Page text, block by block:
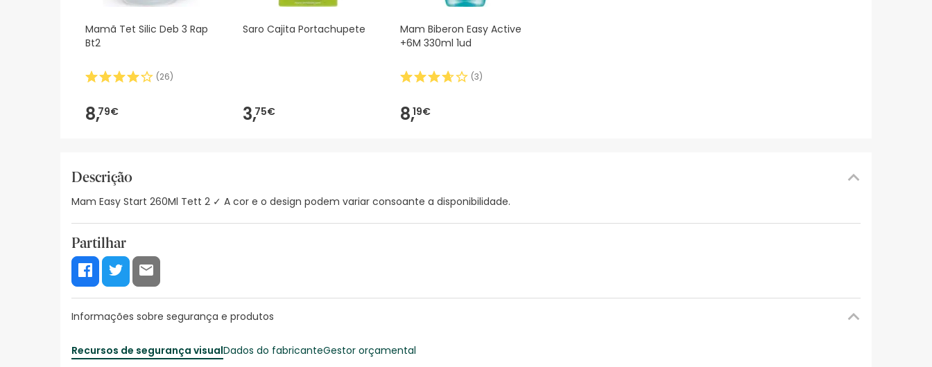
Mamã Tet Silic Deb 3 Rap
Bt2
(26)
8,79€
Saro Cajita Portachupete
3,75€
Mam Biberon Easy Active
+6M 330ml 1ud
(3)
8,19€
Descrição
Mam Easy Start 260Ml Tett 2 ✓ A cor e o design podem variar consoante a disponibilidade.
Partilhar
Informações sobre segurança e produtos
Recursos de segurança visualDados do fabricanteGestor orçamental